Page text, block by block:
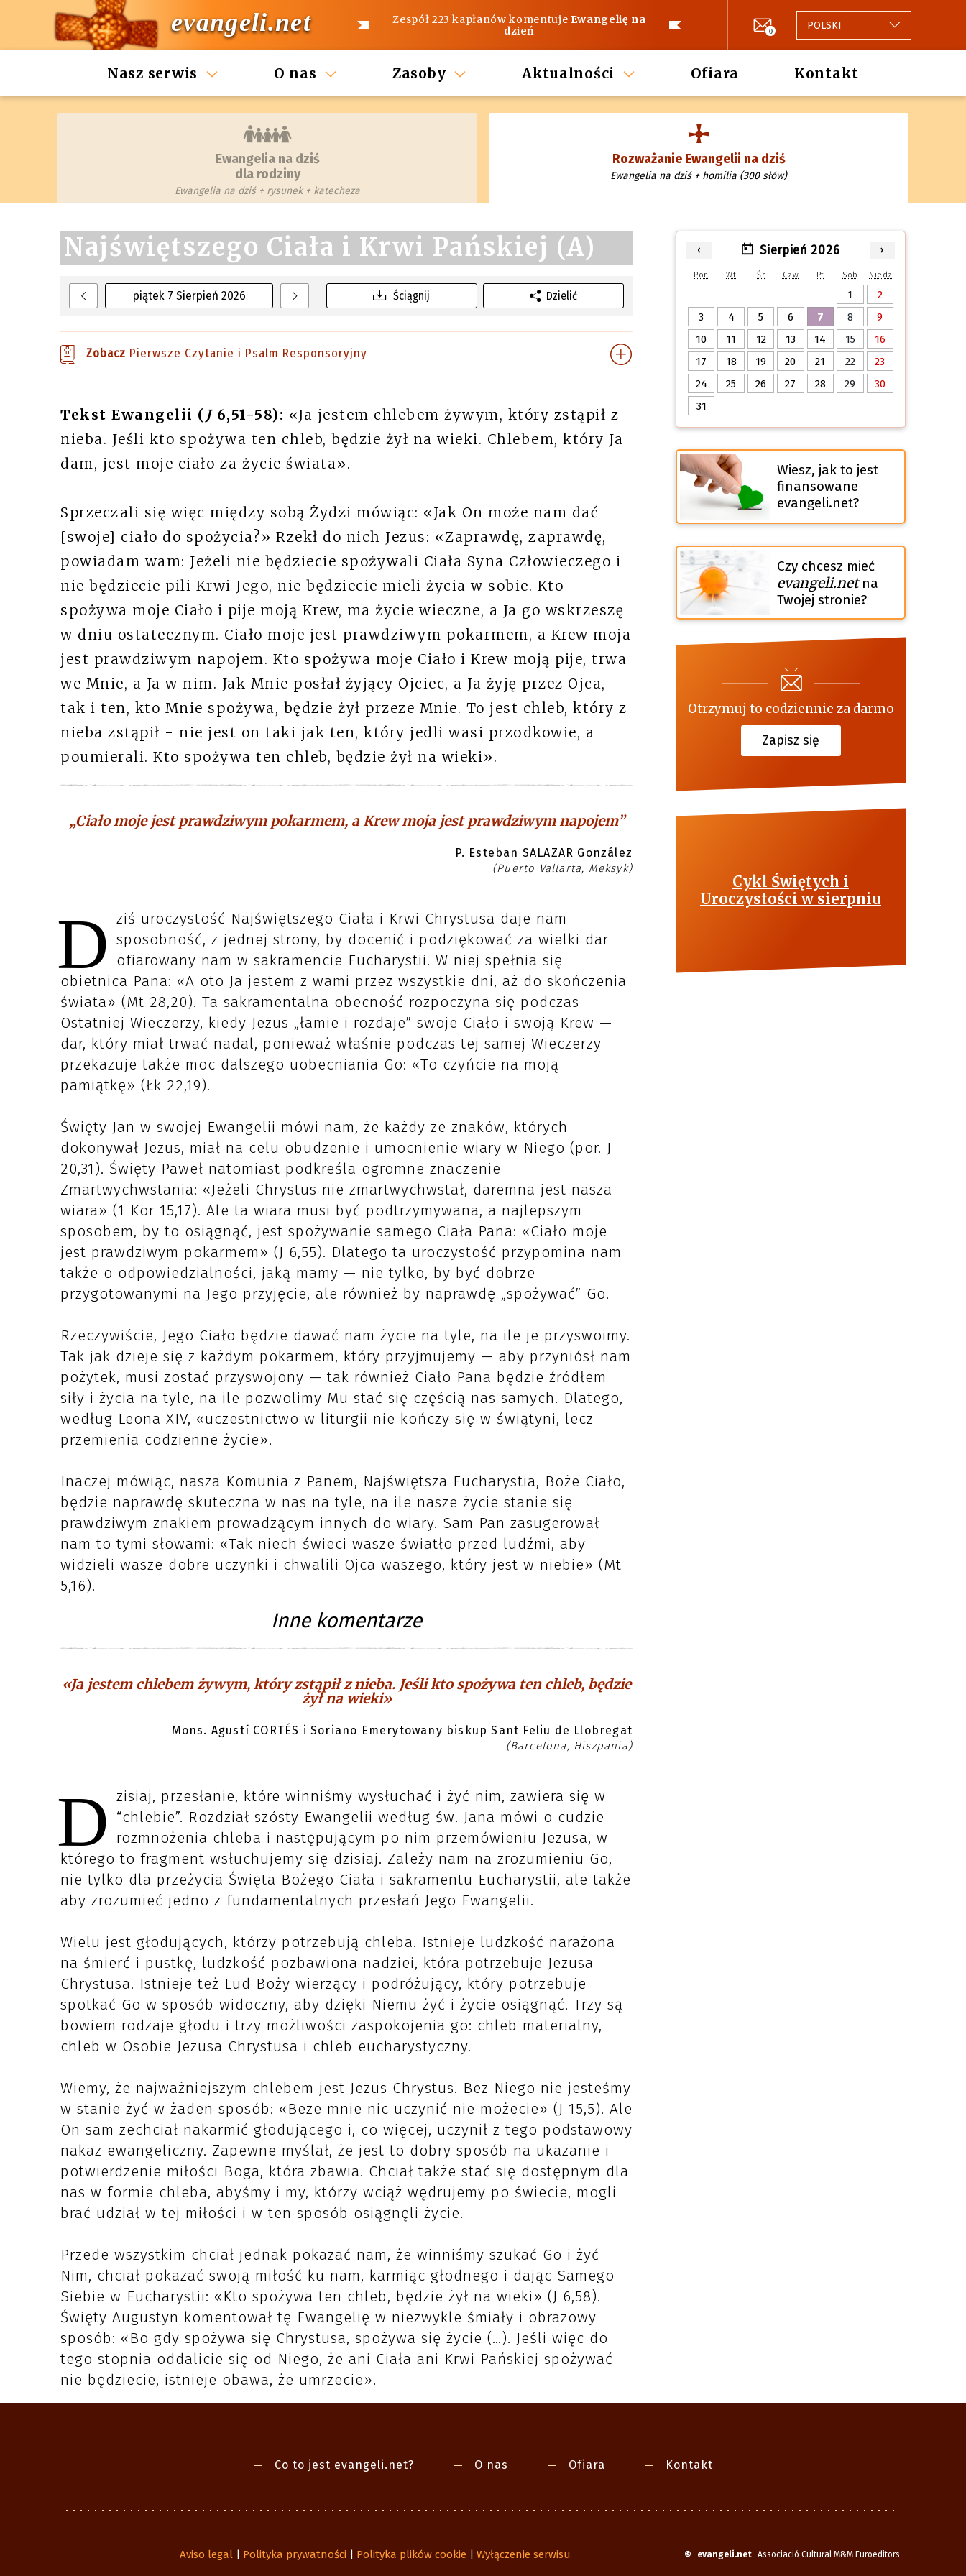
evangeli.net Zespół 223 kapłanów komentuje Ewangelię na
dzień
0 POLSKI
Nasz serwis O nas Zasoby Aktualności Ofiara Kontakt
Ewangelia na dziś
dla rodziny
Ewangelia na dziś + rysunek + katecheza
Rozważanie Ewangelii na dziś
Ewangelia na dziś + homilia (300 słów)
piątek 7 Sierpień 2026
Najświętszego Ciała i Krwi Pańskiej (A)
Ściągnij Dzielić
Zobacz Pierwsze Czytanie i Psalm Responsoryjny
Tekst Ewangelii ( J6,51-58): «Ja jestem chlebem żywym, który zstąpił z
nieba. Jeśli kto spożywa ten chleb, będzie żył na wieki. Chlebem, który Ja
dam, jest moje ciało za życie świata».
Sprzeczali się więc między sobą Żydzi mówiąc: «Jak On może nam dać
[swoje] ciało do spożycia?» Rzekł do nich Jezus: «Zaprawdę, zaprawdę,
powiadam wam: Jeżeli nie będziecie spożywali Ciała Syna Człowieczego i
nie będziecie pili Krwi Jego, nie będziecie mieli życia w sobie. Kto
spożywa moje Ciało i pije moją Krew, ma życie wieczne, a Ja go wskrzeszę
w dniu ostatecznym. Ciało moje jest prawdziwym pokarmem, a Krew moja
jest prawdziwym napojem. Kto spożywa moje Ciało i Krew moją pije, trwa
we Mnie, a Ja w nim. Jak Mnie posłał żyjący Ojciec, a Ja żyję przez Ojca,
tak i ten, kto Mnie spożywa, będzie żył przeze Mnie. To jest chleb, który z
nieba zstąpił - nie jest on taki jak ten, który jedli wasi przodkowie, a
poumierali. Kto spożywa ten chleb, będzie żył na wieki».
„Ciało moje jest prawdziwym pokarmem, a Krew moja jest prawdziwym napojem”
P. Esteban SALAZAR González
(Puerto Vallarta, Meksyk)
D ziś uroczystość Najświętszego Ciała i Krwi Chrystusa daje nam
sposobność, z jednej strony, by docenić i podziękować za wielki dar
ofiarowany nam w sakramencie Eucharystii. W niej spełnia się
obietnica Pana: «A oto Ja jestem z wami przez wszystkie dni, aż do skończenia
świata» (Mt 28,20). Ta sakramentalna obecność rozpoczyna się podczas
Ostatniej Wieczerzy, kiedy Jezus „łamie i rozdaje” swoje Ciało i swoją Krew —
dar, który miał trwać nadal, ponieważ właśnie podczas tej samej Wieczerzy
przekazuje także moc dalszego uobecniania Go: «To czyńcie na moją
pamiątkę» (Łk 22,19).
Święty Jan w swojej Ewangelii mówi nam, że każdy ze znaków, których
dokonywał Jezus, miał na celu obudzenie i umocnienie wiary w Niego (por. J
20,31). Święty Paweł natomiast podkreśla ogromne znaczenie
Zmartwychwstania: «Jeżeli Chrystus nie zmartwychwstał, daremna jest nasza
wiara» (1 Kor 15,17). Ale ta wiara musi być podtrzymywana, a najlepszym
sposobem, by to osiągnąć, jest spożywanie samego Ciała Pana: «Ciało moje
jest prawdziwym pokarmem» (J 6,55). Dlatego ta uroczystość przypomina nam
także o odpowiedzialności, jaką mamy — nie tylko, by być dobrze
przygotowanymi na Jego przyjęcie, ale również by naprawdę „spożywać” Go.
Rzeczywiście, Jego Ciało będzie dawać nam życie na tyle, na ile je przyswoimy.
Tak jak dzieje się z każdym pokarmem, który przyjmujemy — aby przyniósł nam
pożytek, musi zostać przyswojony — tak również Ciało Pana będzie źródłem
siły i życia na tyle, na ile pozwolimy Mu stać się częścią nas samych. Dlatego,
według Leona XIV, «uczestnictwo w liturgii nie kończy się w świątyni, lecz
przemienia codzienne życie».
Inaczej mówiąc, nasza Komunia z Panem, Najświętsza Eucharystia, Boże Ciało,
będzie naprawdę skuteczna w nas na tyle, na ile nasze życie stanie się
prawdziwym znakiem prowadzącym innych do wiary. Sam Pan zasugerował
nam to tymi słowami: «Tak niech świeci wasze światło przed ludźmi, aby
widzieli wasze dobre uczynki i chwalili Ojca waszego, który jest w niebie» (Mt
5,16).
Inne komentarze
«Ja jestem chlebem żywym, który zstąpił z nieba. Jeśli kto spożywa ten chleb, będzie
żył na wieki»
Mons. Agustí CORTÉS i Soriano Emerytowany biskup Sant Feliu de Llobregat
(Barcelona, Hiszpania)
D zisiaj, przesłanie, które winniśmy wysłuchać i żyć nim, zawiera się w
“chlebie”. Rozdział szósty Ewangelii według św. Jana mówi o cudzie
rozmnożenia chleba i następującym po nim przemówieniu Jezusa, w
którego to fragment wsłuchujemy się dzisiaj. Zależy nam na zrozumieniu Go,
nie tylko dla przeżycia Święta Bożego Ciała i sakramentu Eucharystii, ale także
aby zrozumieć jedno z fundamentalnych przesłań Jego Ewangelii.
Wielu jest głodujących, którzy potrzebują chleba. Istnieje ludzkość narażona
na śmierć i pustkę, ludzkość pozbawiona nadziei, która potrzebuje Jezusa
Chrystusa. Istnieje też Lud Boży wierzący i podróżujący, który potrzebuje
spotkać Go w sposób widoczny, aby dzięki Niemu żyć i życie osiągnąć. Trzy są
bowiem rodzaje głodu i trzy możliwości zaspokojenia go: chleb materialny,
chleb w Osobie Jezusa Chrystusa i chleb eucharystyczny.
Wiemy, że najważniejszym chlebem jest Jezus Chrystus. Bez Niego nie jesteśmy
w stanie żyć w żaden sposób: «Beze mnie nic uczynić nie możecie» (J 15,5). Ale
On sam zechciał nakarmić głodującego i, co więcej, uczynił z tego podstawowy
nakaz ewangeliczny. Zapewne myślał, że jest to dobry sposób na ukazanie i
potwierdzenie miłości Boga, która zbawia. Chciał także stać się dostępnym dla
nas w formie chleba, abyśmy i my, którzy wciąż wędrujemy po świecie, mogli
brać udział w tej miłości i w ten sposób osiągnęli życie.
Przede wszystkim chciał jednak pokazać nam, że winniśmy szukać Go i żyć
Nim, chciał pokazać swoją miłość ku nam, karmiąc głodnego i dając Samego
Siebie w Eucharystii: «Kto spożywa ten chleb, będzie żył na wieki» (J 6,58).
Święty Augustyn komentował tę Ewangelię w niezwykle śmiały i obrazowy
sposób: «Bo gdy spożywa się Chrystusa, spożywa się życie (…). Jeśli więc do
tego stopnia oddalicie się od Niego, że ani Ciała ani Krwi Pańskiej spożywać
nie będziecie, istnieje obawa, że umrzecie».
‹ Sierpień 2026 ›
Pon Wt Śr Czw Pt Sob Niedz
1
2
3
4 5 6 7 8
9
10
11 12 13 14 15
16
17
18 19 20 21 22
23
24
25 26 27 28 29
30
31
Wiesz, jak to jest
finansowane
evangeli.net?
Czy chcesz mieć
evangeli.netna
Twojej stronie?
Otrzymuj to codziennie za darmo
Zapisz się
Cykl Świętych i
Uroczystości w sierpniu
Co to jest evangeli.net? O nas Ofiara Kontakt
© evangeli.net Associació Cultural M&M Euroeditors
Aviso legal Polityka prywatności Polityka plików cookie Wyłączenie serwisu